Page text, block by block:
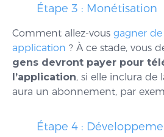
Étape 3 : Monétisation
Comment allez-vous gagner de
application ? À ce stade, vous
gens devront payer pour
l’application, si elle inclura de
aura un abonnement, par
Étape 4 :